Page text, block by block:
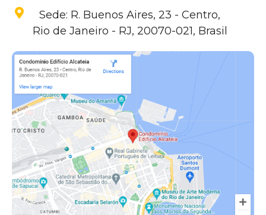
Sede: R. Buenos Aires, 23 - Centro,
Rio de Janeiro - RJ, 20070-021, Brasil